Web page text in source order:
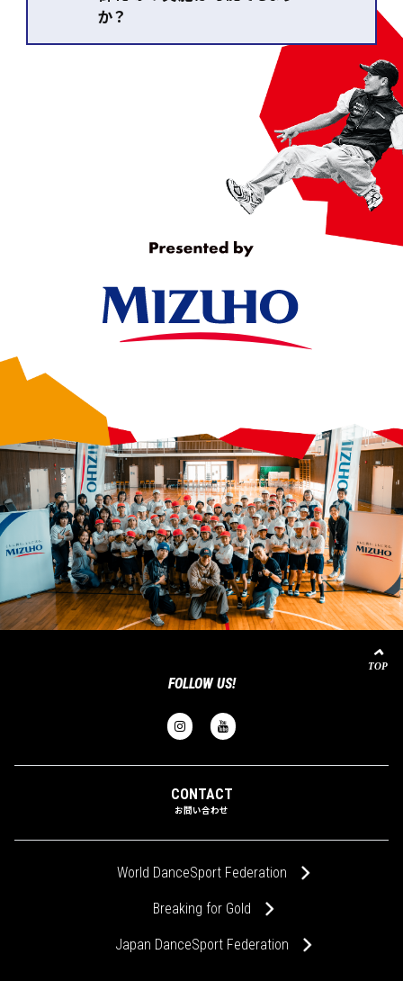
ただし状況によっては、中止の
か？
可能です。実施するタイミング
等も含めて、事前にご相談くだ
FOLLOW US!
CONTACT
お問い合わせ
World DanceSport Federation
Breaking for Gold
Japan DanceSport Federation